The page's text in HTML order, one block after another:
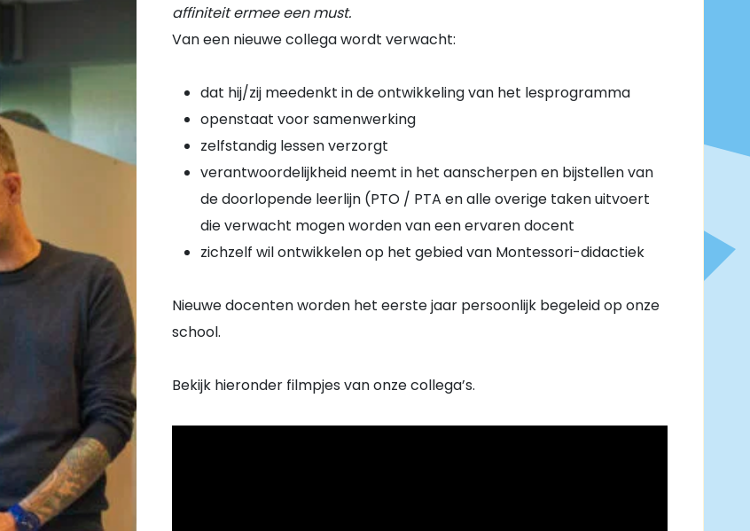
affiniteit ermee een must.
Van een nieuwe collega wordt verwacht:
dat hij/zij meedenkt in de ontwikkeling van het lesprogramma
openstaat voor samenwerking
zelfstandig lessen verzorgt
verantwoordelijkheid neemt in het aanscherpen en bijstellen van
de doorlopende leerlijn (PTO / PTA en alle overige taken uitvoert
die verwacht mogen worden van een ervaren docent
zichzelf wil ontwikkelen op het gebied van Montessori-didactiek
Nieuwe docenten worden het eerste jaar persoonlijk begeleid op onze
school.
Bekijk hieronder filmpjes van onze collega’s.